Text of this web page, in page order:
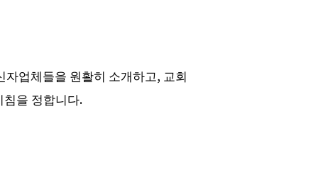
자업체들을 원활히 소개하고, 교회
침을 정합니다.